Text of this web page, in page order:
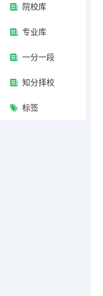
院校库
专业库
一分一段
知分择校
标签